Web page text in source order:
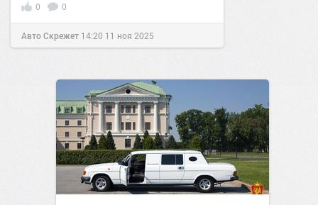
0 0
Авто Скрежет 14:20 11 ноя 2025